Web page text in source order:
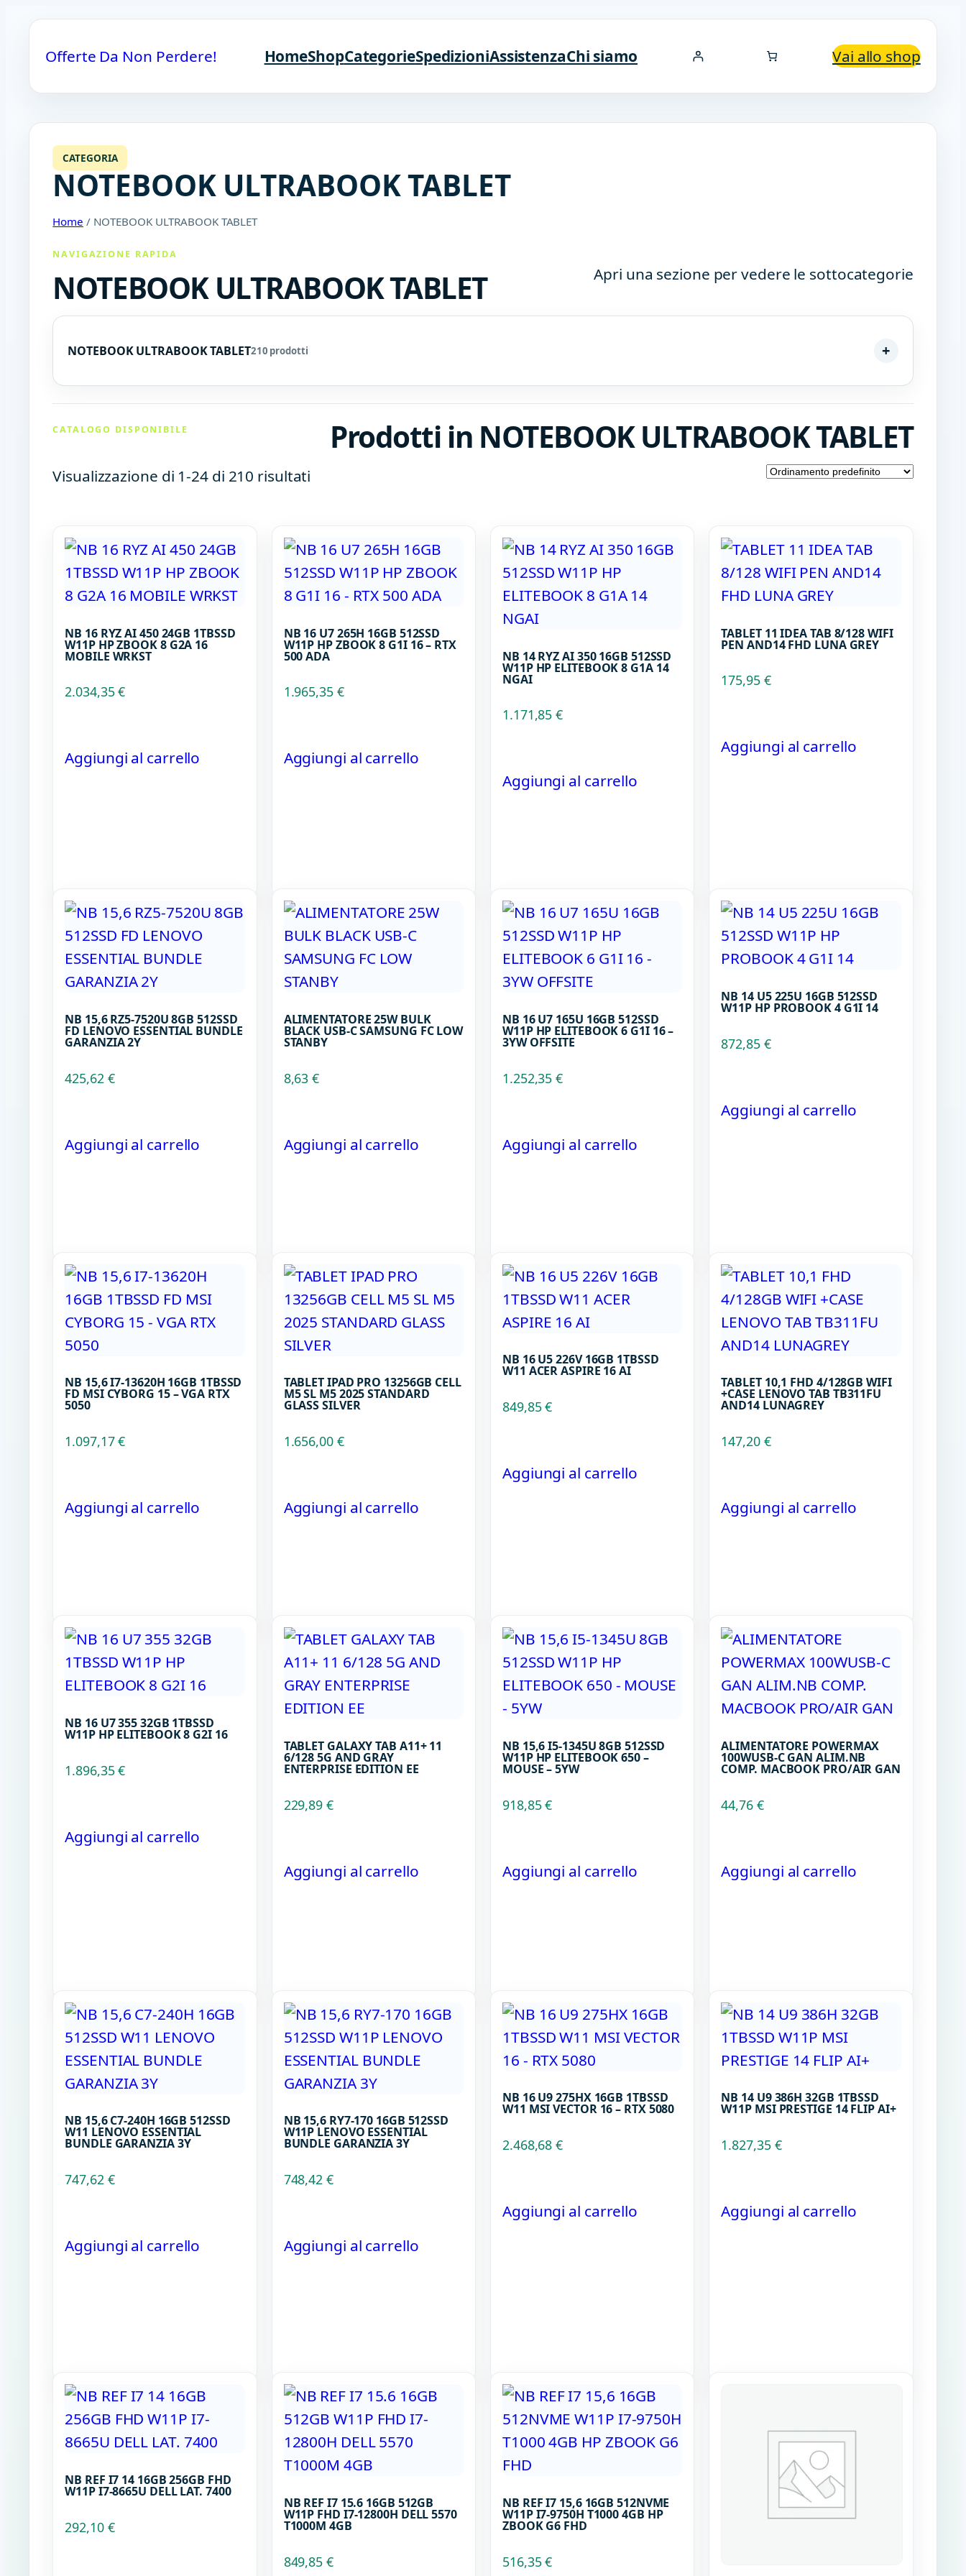
Offerte Da Non Perdere! HomeShopCategorieSpedizioniAssistenzaChi siamo Vai allo shop
CATEGORIA
NOTEBOOK ULTRABOOK TABLET
Home / NOTEBOOK ULTRABOOK TABLET
NAVIGAZIONE RAPIDA
NOTEBOOK ULTRABOOK TABLET Apri una sezione per vedere le sottocategorie
NOTEBOOK ULTRABOOK TABLET210 prodotti
CATALOGO DISPONIBILE Prodotti in NOTEBOOK ULTRABOOK TABLET
Visualizzazione di 1-24 di 210 risultati
NB 16 RYZ AI 450 24GB 1TBSSD
W11P HP ZBOOK 8 G2A 16
MOBILE WRKST
2.034,35€
Aggiungi al carrello
NB 16 U7 265H 16GB 512SSD
W11P HP ZBOOK 8 G1I 16 – RTX
500 ADA
1.965,35 €
Aggiungi al carrello
NB 14 RYZ AI 350 16GB 512SSD
W11P HP ELITEBOOK 8 G1A 14
NGAI
1.171,85€
Aggiungi al carrello
TABLET 11 IDEA TAB 8/128 WIFI
PEN AND14 FHD LUNA GREY
175,95 €
Aggiungi al carrello
NB 15,6 RZ5-7520U 8GB 512SSD
FD LENOVO ESSENTIAL BUNDLE
GARANZIA 2Y
425,62 €
Aggiungi al carrello
ALIMENTATORE 25W BULK
BLACK USB-C SAMSUNG FC LOW
STANBY
8,63€
Aggiungi al carrello
NB 16 U7 165U 16GB 512SSD
W11P HP ELITEBOOK 6 G1I 16 –
3YW OFFSITE
1.252,35€
Aggiungi al carrello
NB 14 U5 225U 16GB 512SSD
W11P HP PROBOOK 4 G1I 14
872,85 €
Aggiungi al carrello
NB 15,6 I7-13620H 16GB 1TBSSD
FD MSI CYBORG 15 – VGA RTX
5050
1.097,17€
Aggiungi al carrello
TABLET IPAD PRO 13256GB CELL
M5 SL M5 2025 STANDARD
GLASS SILVER
1.656,00 €
Aggiungi al carrello
NB 16 U5 226V 16GB 1TBSSD
W11 ACER ASPIRE 16 AI
849,85€
Aggiungi al carrello
TABLET 10,1 FHD 4/128GB WIFI
+CASE LENOVO TAB TB311FU
AND14 LUNAGREY
147,20 €
Aggiungi al carrello
NB 16 U7 355 32GB 1TBSSD
W11P HP ELITEBOOK 8 G2I 16
1.896,35€
Aggiungi al carrello
TABLET GALAXY TAB A11+ 11
6/128 5G AND GRAY
ENTERPRISE EDITION EE
229,89 €
Aggiungi al carrello
NB 15,6 I5-1345U 8GB 512SSD
W11P HP ELITEBOOK 650 –
MOUSE – 5YW
918,85€
Aggiungi al carrello
ALIMENTATORE POWERMAX
100WUSB-C GAN ALIM.NB
COMP. MACBOOK PRO/AIR GAN
44,76 €
Aggiungi al carrello
NB 15,6 C7-240H 16GB 512SSD
W11 LENOVO ESSENTIAL
BUNDLE GARANZIA 3Y
747,62 €
Aggiungi al carrello
NB 15,6 RY7-170 16GB 512SSD
W11P LENOVO ESSENTIAL
BUNDLE GARANZIA 3Y
748,42 €
Aggiungi al carrello
NB 16 U9 275HX 16GB 1TBSSD
W11 MSI VECTOR 16 – RTX 5080
2.468,68€
Aggiungi al carrello
NB 14 U9 386H 32GB 1TBSSD
W11P MSI PRESTIGE 14 FLIP AI+
1.827,35 €
Aggiungi al carrello
NB REF I7 14 16GB 256GB FHD
W11P I7-8665U DELL LAT. 7400
292,10 €
NB REF I7 15.6 16GB 512GB
W11P FHD I7-12800H DELL 5570
T1000M 4GB
849,85 €
NB REF I7 15,6 16GB 512NVME
W11P I7-9750H T1000 4GB HP
ZBOOK G6 FHD
516,35€